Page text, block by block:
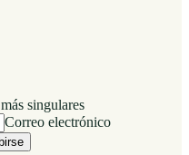
singulares
Correo electrónico